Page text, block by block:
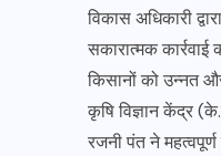
विकास अधिकारी
सकारात्मक
किसानों को उन्नत
कृषि विज्ञान केंद्र
रजनी पंत ने